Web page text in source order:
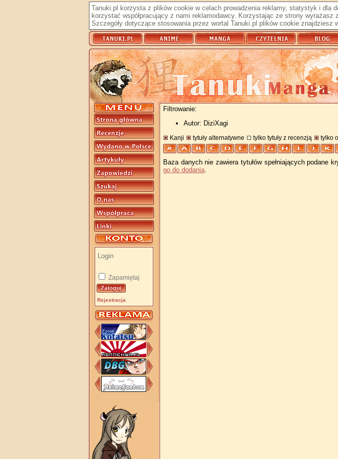
Tanuki.pl korzysta z plików cookie w celach prowadzenia reklamy, statystyk i dla
korzystać współpracujący z nami reklamodawcy. Korzystając ze strony
Szczegóły dotyczące stosowania przez wortal Tanuki.pl plików cookie znajdziesz
Zapamiętaj
Rejestracja
Filtrowanie:
Autor: DiziXagi
Kanji tytuły alternatywne tylko tytuły z recenzją tylko
Baza danych nie zawiera tytułów spełniających podane
go do dodania.